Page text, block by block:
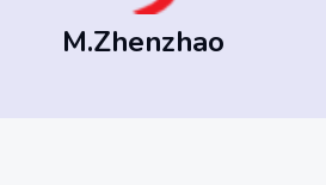
M.Zhenzhao